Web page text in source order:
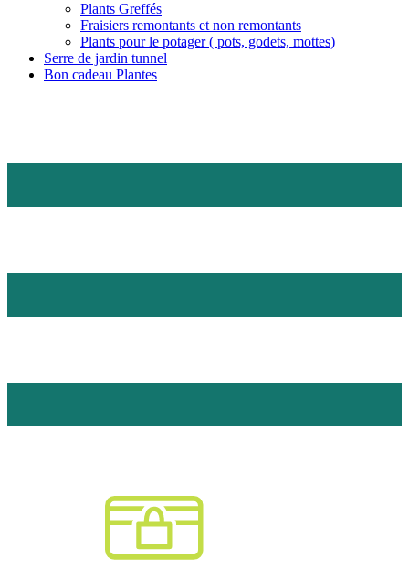
Plants Greffés
Fraisiers remontants et non remontants
Plants pour le potager ( pots, godets, mottes)
Serre de jardin tunnel
Bon cadeau Plantes